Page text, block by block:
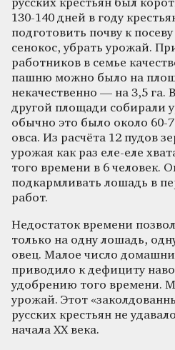
русских крестьян был
130-140 дней в году
подготовить почву к
сенокос, убрать урожай.
работников в семье
пашню можно было на
некачественно — на 3,5 га.
другой площади собирали
обычно это было около 60-
овса. Из расчёта 12 пудов
урожая как раз еле-еле
того времени в 6 человек.
подкармливать лошадь в
работ.
Недостаток времени
только на одну лошадь,
овец. Малое число
приводило к дефициту
удобрению того времени.
урожай. Этот
русских крестьян не
начала ХХ века.